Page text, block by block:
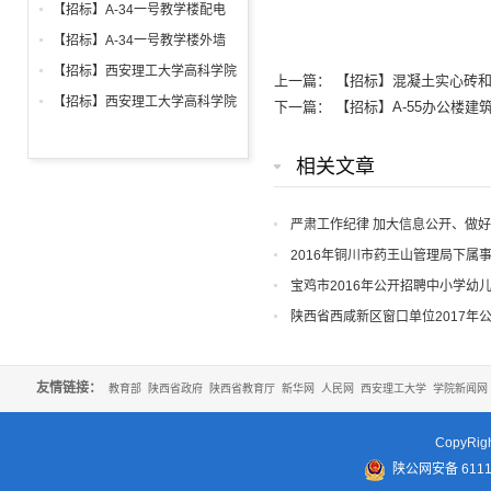
上一篇：
【招标】混凝土实心砖
下一篇：
【招标】A-55办公楼建
相关文章
严肃工作纪律 加大信息公开、做
2016年铜川市药王山管理局下属
宝鸡市2016年公开招聘中小学幼
陕西省西咸新区窗口单位2017年
铝合金窗深化设计、制作安装招
标公告
【招标】A-34一号教学楼配电
箱、柜采购招标文件
【招标】A-34一号教学楼外墙
保温及饰面工程招标公告
【招标】西安理工大学高科学院
2026年新生床上用品招标公告
【招标】西安理工大学高科学院
友情链接： 教育部 陕西省政府 陕西省教育厅 新华网 人民网 西安理工大学 学院新闻网
陕公网安备